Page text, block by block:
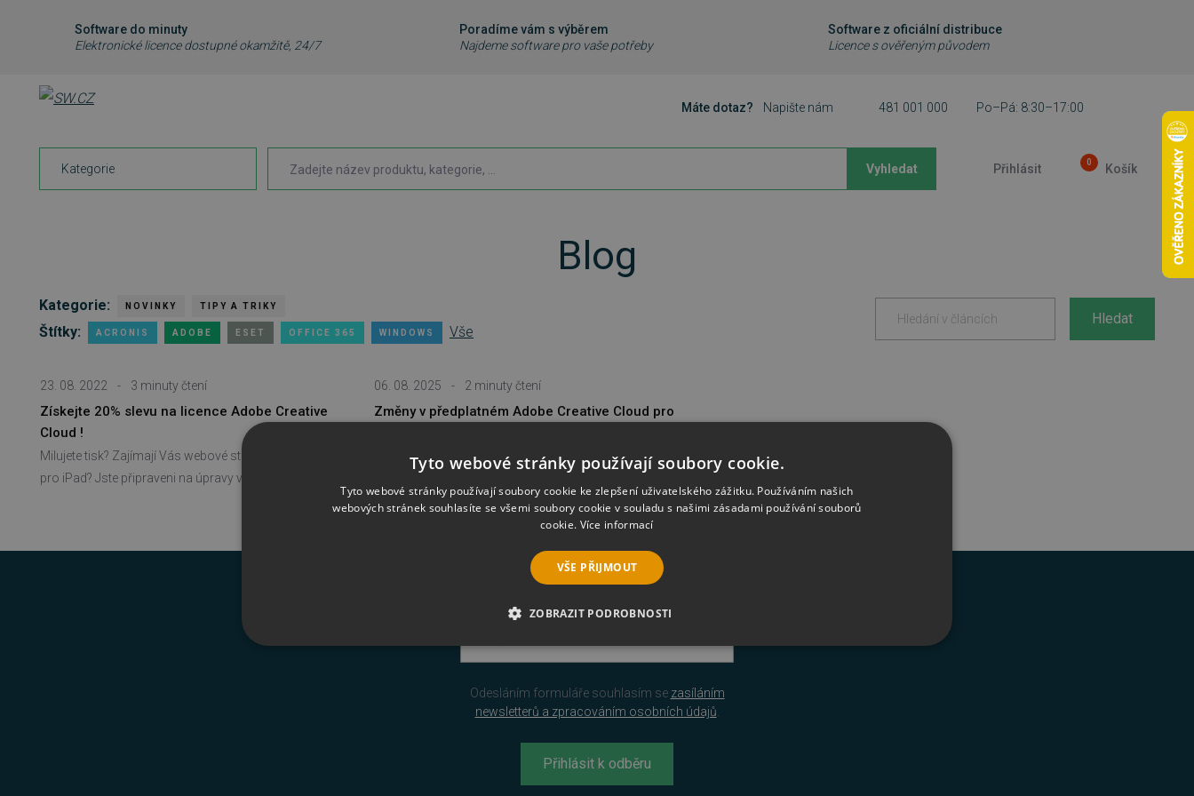
Software do minuty
Elektronické licence dostupné okamžitě, 24/7
Poradíme vám s výběrem
Najdeme software pro vaše potřeby
Software z oficiální distribuce
Licence s ověřeným původem
Máte dotaz? Napište nám 481 001 000 Po–Pá: 8:30–17:00
Kategorie Vyhledat Přihlásit 0 Košík
Blog
Kategorie: NOVINKY TIPY A TRIKY
Štítky: ACRONIS ADOBE ESET OFFICE 365 WINDOWS Vše
Hledat
23. 08. 2022 - 3 minuty čtení
Získejte 20% slevu na licence Adobe Creative
Cloud !
Milujete tisk? Zajímají Vás webové stránky a aplikace
pro iPad? Jste připraveni na úpravy videí?
06. 08. 2025 - 2 minuty čtení
Změny v předplatném Adobe Creative Cloud pro
Adobe Creative Cloud pro týmy: Přejmenování
Novinky na váš e-mail
Odesláním formuláře souhlasím se zasíláním
newsletterů a zpracováním osobních údajů
Přihlásit k odběru
Tyto webové stránky používají soubory cookie.
Tyto webové stránky používají soubory cookie ke zlepšení uživatelského zážitku. Používáním našich
webových stránek souhlasíte se všemi soubory cookie v souladu s našimi zásadami používání souborů
cookie. Více informací
VŠE PŘIJMOUT
ZOBRAZIT PODROBNOSTI
NEZAŘAZENÉ SOUBORY